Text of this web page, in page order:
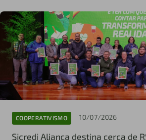
COOPERATIVISMO 10/07/2026
Sicredi Aliança destina cerca de